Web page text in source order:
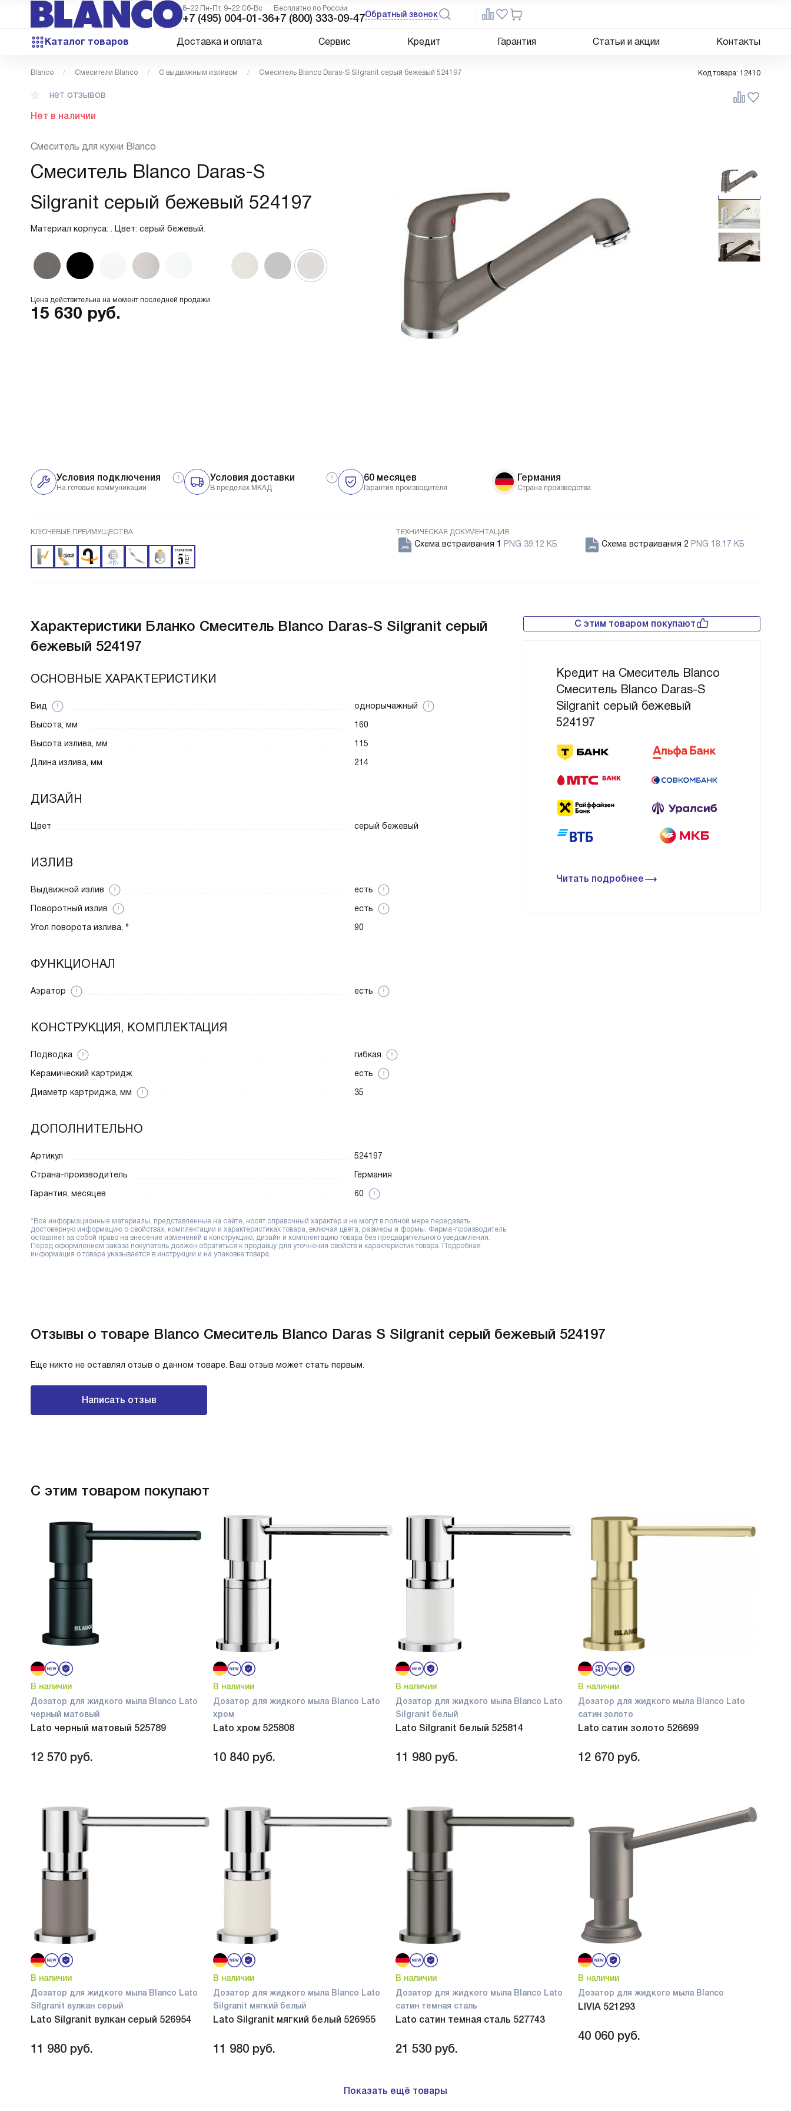
8–22 Пн-Пт, 9–22 Сб-Вс
+7 (495) 004-01-36
Бесплатно по России
+7 (800) 333-09-47Обратный звонок
Каталог товаров Доставка и оплата Сервис Кредит Гарантия Статьи и акции Контакты
Blanco Смесители Blanco С выдвижным изливом Смеситель Blanco Daras-S Silgranit серый бежевый 524197 Код товара: 12410
нет отзывов
Нет в наличии
Смеситель для кухни Blanco
Смеситель Blanco Daras-S
Silgranit серый бежевый 524197
Материал корпуса: . Цвет: серый бежевый.
Цена действительна на момент последней продажи
15 630 руб.
Условия доставки
В пределах МКАД
60 месяцев
Гарантия производителя
Условия подключения
На готовые коммуникации
Германия
Страна производства
КЛЮЧЕВЫЕ ПРЕИМУЩЕСТВА ТЕХНИЧЕСКАЯ ДОКУМЕНТАЦИЯ
Схема встраивания 1 PNG 39.12 КБ Схема встраивания 2 PNG 18.17 КБ
С этим товаром покупают
Кредит на Смеситель Blanco
Смеситель Blanco Daras-S
Silgranit серый бежевый
524197
Читать подробнее
Характеристики Бланко Смеситель Blanco Daras-S Silgranit серый
бежевый 524197
ОСНОВНЫЕ ХАРАКТЕРИСТИКИ
Вид
однорычажный
Высота, мм
160
Высота излива, мм
115
Длина излива, мм
214
ДИЗАЙН
Цвет серый бежевый
ИЗЛИВ
Выдвижной излив
есть
Поворотный излив
есть
Угол поворота излива, °
90
ФУНКЦИОНАЛ
Аэратор есть
КОНСТРУКЦИЯ, КОМПЛЕКТАЦИЯ
Подводка
гибкая
Керамический картридж
есть
Диаметр картриджа, мм
35
ДОПОЛНИТЕЛЬНО
Артикул
524197
Страна-производитель
Германия
Гарантия, месяцев
60
*Все информационные материалы, представленные на сайте, носят справочный характер и не могут в полной мере передавать
достоверную информацию о свойствах, комплектации и характеристиках товара, включая цвета, размеры и формы. Фирма-производитель
оставляет за собой право на внесение изменений в конструкцию, дизайн и комплектацию товара без предварительного уведомления.
Перед оформлением заказа покупатель должен обратиться к продавцу для уточнения свойств и характеристик товара. Подробная
информация о товаре указывается в инструкции и на упаковке товара.
Отзывы о товаре Blanco Смеситель Blanco Daras S Silgranit серый бежевый 524197
Еще никто не оставлял отзыв о данном товаре. Ваш отзыв может стать первым.
Написать отзыв
С этим товаром покупают
В наличии
Дозатор для жидкого мыла Blanco Lato
черный матовый
Lato черный матовый 525789
12 570 руб.
В наличии
Дозатор для жидкого мыла Blanco Lato
хром
Lato хром 525808
10 840 руб.
В наличии
Дозатор для жидкого мыла Blanco Lato
Silgranit белый
Lato Silgranit белый 525814
11 980 руб.
В наличии
Дозатор для жидкого мыла Blanco Lato
сатин золото
Lato сатин золото 526699
12 670 руб.
В наличии
Дозатор для жидкого мыла Blanco Lato
Silgranit вулкан серый
Lato Silgranit вулкан серый 526954
11 980 руб.
В наличии
Дозатор для жидкого мыла Blanco Lato
Silgranit мягкий белый
Lato Silgranit мягкий белый 526955
11 980 руб.
В наличии
Дозатор для жидкого мыла Blanco Lato
сатин темная сталь
Lato сатин темная сталь 527743
21 530 руб.
В наличии
Дозатор для жидкого мыла Blanco
LIVIA 521293
40 060 руб.
Показать ещё товары